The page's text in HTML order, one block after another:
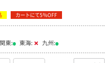
カートにて5％OFF
関東: 東海: 九州: